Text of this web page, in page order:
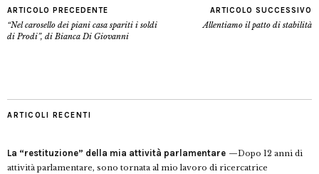
ARTICOLO PRECEDENTE
“Nel carosello dei piani casa spariti i soldi
di Prodi”, di Bianca Di Giovanni
ARTICOLO SUCCESSIVO
Allentiamo il patto di stabilità
ARTICOLI RECENTI
La “restituzione” della mia attività parlamentare
Dopo 12 anni di
attività parlamentare, sono tornata al mio lavoro di ricercatrice